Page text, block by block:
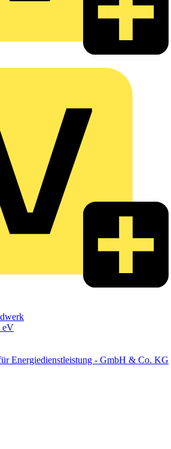
eV
Energiedienstleistung - GmbH & Co. KG